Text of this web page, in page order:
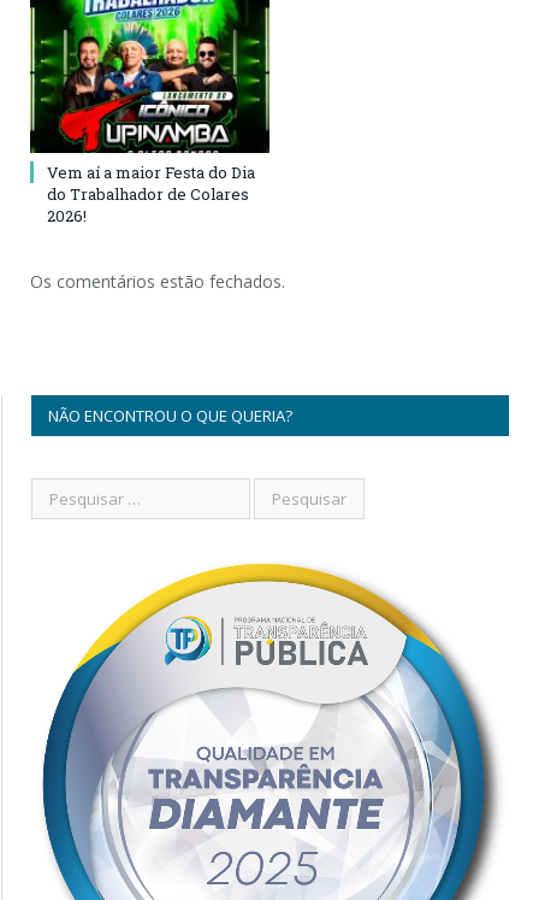
Vem aí a maior Festa do Dia
do Trabalhador de Colares
2026!
Os comentários estão fechados.
NÃO ENCONTROU O QUE QUERIA?